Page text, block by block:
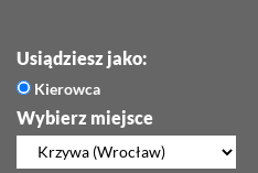
Usiądziesz jako:
Kierowca
Wybierz miejsce